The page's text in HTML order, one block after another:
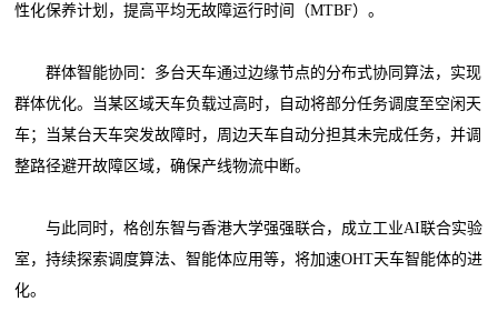
性化保养计划，提高平均无故障运行时间（MTBF）。
群体智能协同：多台天车通过边缘节点的分布式协同算法，实现
群体优化。当某区域天车负载过高时，自动将部分任务调度至空闲天
车；当某台天车突发故障时，周边天车自动分担其未完成任务，并调
整路径避开故障区域，确保产线物流中断。
与此同时，格创东智与香港大学强强联合，成立工业AI联合实验
室，持续探索调度算法、智能体应用等，将加速OHT天车智能体的进
化。